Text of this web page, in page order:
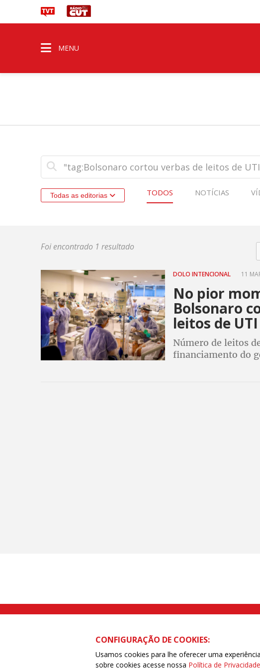
MENU
Todas as editorias TODOS NOTÍCIAS
Foi encontrado 1 resultado
DOLO INTENCIONAL 11
No pior
Bolsonaro
leitos de UTI
Número de leitos
financiamento do
Rua Caetano Pinto nº 575 CEP 03041-000 Brás,
CONFIGURAÇÃO DE COOKIES:
Usamos cookies para lhe oferecer uma
sobre cookies acesse nossa Política de Privacidade